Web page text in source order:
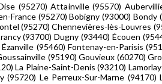
(95270) Attainville (95570)
France (95270) Bobigny (93000)
(95270) Chennevières-lès-Louvres
(93700) Dugny (93440) Écouen
(95460) Fontenay-en-Parisis
(95190) Gouvieux (60270)
La Plaine-Saint-Denis (93210)
Le Perreux-Sur-Marne (94170)